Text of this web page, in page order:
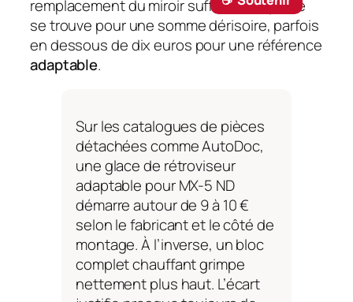
remplacement du miroir suffit. Cette pièce
se trouve pour une somme dérisoire, parfois
en dessous de dix euros pour une référence
adaptable.
Sur les catalogues de pièces
détachées comme AutoDoc,
une glace de rétroviseur
adaptable pour MX-5 ND
démarre autour de 9 à 10 €
selon le fabricant et le côté de
montage. À l’inverse, un bloc
complet chauffant grimpe
nettement plus haut. L’écart